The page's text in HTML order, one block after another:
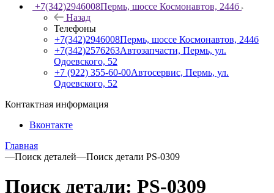
+7(342)2946008Пермь, шоссе Космонавтов, 244б
Назад
Телефоны
+7(342)2946008Пермь, шоссе Космонавтов, 244б
+7(342)2576263Автозапчасти, Пермь, ул.
Одоевского, 52
+7 (922) 355-60-00Автосервис, Пермь, ул.
Одоевского, 52
Контактная информация
Вконтакте
Главная
—Поиск деталей—Поиск детали PS-0309
Поиск детали: PS-0309